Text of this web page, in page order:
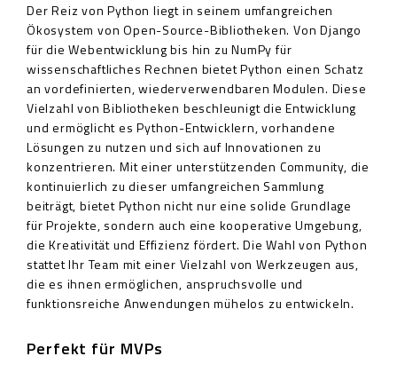
Der Reiz von Python liegt in seinem umfangreichen
Ökosystem von Open-Source-Bibliotheken. Von Django
für die Webentwicklung bis hin zu NumPy für
wissenschaftliches Rechnen bietet Python einen Schatz
an vordefinierten, wiederverwendbaren Modulen. Diese
Vielzahl von Bibliotheken beschleunigt die Entwicklung
und ermöglicht es Python-Entwicklern, vorhandene
Lösungen zu nutzen und sich auf Innovationen zu
konzentrieren. Mit einer unterstützenden Community, die
kontinuierlich zu dieser umfangreichen Sammlung
beiträgt, bietet Python nicht nur eine solide Grundlage
für Projekte, sondern auch eine kooperative Umgebung,
die Kreativität und Effizienz fördert. Die Wahl von Python
stattet Ihr Team mit einer Vielzahl von Werkzeugen aus,
die es ihnen ermöglichen, anspruchsvolle und
funktionsreiche Anwendungen mühelos zu entwickeln.
Perfekt für MVPs